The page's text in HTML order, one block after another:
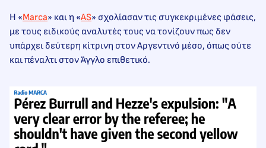
Η «Marca» και η «AS» σχολίασαν τις συγκεκριμένες φάσεις,
με τους ειδικούς αναλυτές τους να τονίζουν πως δεν
υπάρχει δεύτερη κίτρινη στον Αργεντινό μέσο, όπως ούτε
και πέναλτι στον Άγγλο επιθετικό.